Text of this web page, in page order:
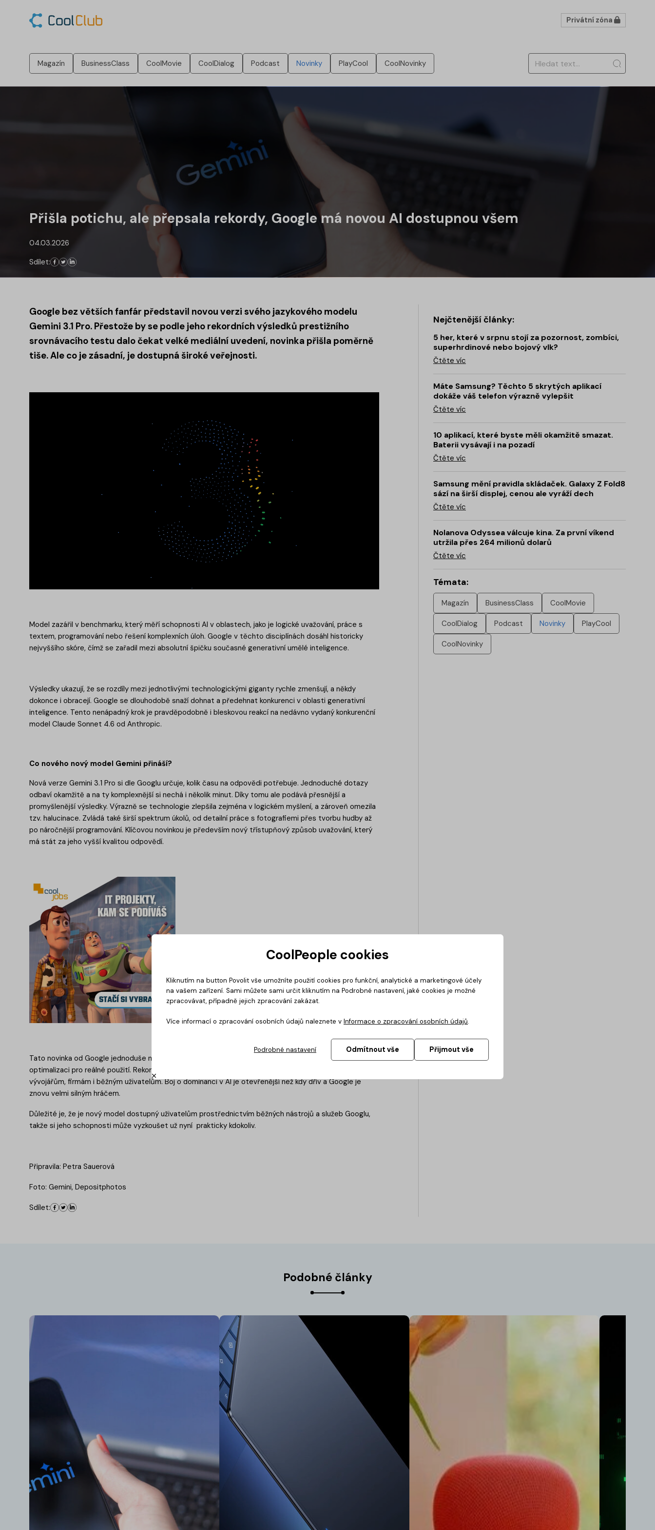
Privátní zóna
Magazín BusinessClass CoolMovie CoolDialog Podcast Novinky PlayCool CoolNovinky
Přišla potichu, ale přepsala rekordy, Google má novou AI dostupnou všem
04.03.2026
Sdílet:
Google bez větších fanfár představil novou verzi svého jazykového modelu
Gemini 3.1 Pro. Přestože by se podle jeho rekordních výsledků prestižního
srovnávacího testu dalo čekat velké mediální uvedení, novinka přišla poměrně
tiše. Ale co je zásadní, je dostupná široké veřejnosti.
Model zazářil v benchmarku, který měří schopnosti AI v oblastech, jako je logické uvažování, práce s
textem, programování nebo řešení komplexních úloh. Google v těchto disciplínách dosáhl historicky
nejvyššího skóre, čímž se zařadil mezi absolutní špičku současné generativní umělé inteligence.
Výsledky ukazují, že se rozdíly mezi jednotlivými technologickými giganty rychle zmenšují, a někdy
dokonce i obracejí. Google se dlouhodobě snaží dohnat a předehnat konkurenci v oblasti generativní
inteligence. Tento nenápadný krok je pravděpodobně i bleskovou reakcí na nedávno vydaný konkurenční
model Claude Sonnet 4.6 od Anthropic.
Co nového nový model Gemini přináší?
Nová verze Gemini 3.1 Pro si dle Googlu určuje, kolik času na odpovědi potřebuje. Jednoduché dotazy
odbaví okamžitě a na ty komplexnější si nechá i několik minut. Díky tomu ale podává přesnější a
promyšlenější výsledky. Výrazně se technologie zlepšila zejména v logickém myšlení, a zároveň omezila
tzv. halucinace. Zvládá také širší spektrum úkolů, od detailní práce s fotografiemi přes tvorbu hudby až
po náročnější programování. Klíčovou novinkou je především nový třístupňový způsob uvažování, který
má stát za jeho vyšší kvalitou odpovědí.
Tato novinka od Google jednoduše naznačuje, že firma výrazně posílila jak ve vývoji modelů, tak v jejich
optimalizaci pro reálné použití. Rekordní skóre v nezávislém testu je silným signálem směrem k
vývojářům, firmám i běžným uživatelům. Boj o dominanci v AI je otevřenější než kdy dřív a Google je
znovu velmi silným hráčem.
Důležité je, že je nový model dostupný uživatelům prostřednictvím běžných nástrojů a služeb Googlu,
takže si jeho schopnosti může vyzkoušet už nyní prakticky kdokoliv.
Připravila: Petra Sauerová
Foto: Gemini, Depositphotos
Sdílet:
Nejčtenější články:
5 her, které v srpnu stojí za pozornost, zombíci,
superhrdinové nebo bojový vlk?
Čtěte víc
Máte Samsung? Těchto 5 skrytých aplikací
dokáže váš telefon výrazně vylepšit
Čtěte víc
10 aplikací, které byste měli okamžitě smazat.
Baterii vysávají i na pozadí
Čtěte víc
Samsung mění pravidla skládaček. Galaxy Z Fold8
sází na širší displej, cenou ale vyráží dech
Čtěte víc
Nolanova Odyssea válcuje kina. Za první víkend
utržila přes 264 milionů dolarů
Čtěte víc
Témata:
Magazín BusinessClass CoolMovie
CoolDialog Podcast Novinky PlayCool
CoolNovinky
Podobné články
CoolPeople cookies
Kliknutím na button Povolit vše umožníte použití cookies pro funkční, analytické a marketingové účely
na vašem zařízení. Sami můžete sami určit kliknutím na Podrobné nastavení, jaké cookies je možné
zpracovávat, případně jejich zpracování zakázat.
Více informací o zpracování osobních údajů naleznete v Informace o zpracování osobních údajů.
Podrobné nastavení Odmítnout vše Přijmout vše